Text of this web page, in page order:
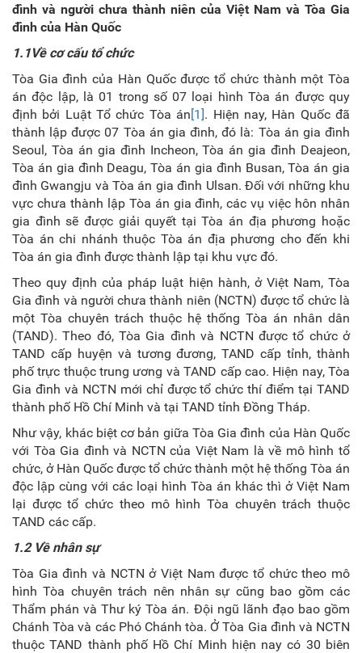
đình và người chưa thành niên của Việt Nam và Tòa Gia
đình của Hàn Quốc
1.1Về cơ cấu tổ chức
Tòa Gia đình của Hàn Quốc được tổ chức thành một Tòa
án độc lập, là 01 trong số 07 loại hình Tòa án được quy
định bởi Luật Tổ chức Tòa án[1]. Hiện nay, Hàn Quốc đã
thành lập được 07 Tòa án gia đình, đó là: Tòa án gia đình
Seoul, Tòa án gia đình Incheon, Tòa án gia đình Deajeon,
Tòa án gia đình Deagu, Tòa án gia đình Busan, Tòa án gia
đình Gwangju và Tòa án gia đình Ulsan. Đối với những khu
vực chưa thành lập Tòa án gia đình, các vụ việc hôn nhân
gia đình sẽ được giải quyết tại Tòa án địa phương hoặc
Tòa án chi nhánh thuộc Tòa án địa phương cho đến khi
Tòa án gia đình được thành lập tại khu vực đó.
Theo quy định của pháp luật hiện hành, ở Việt Nam, Tòa
Gia đình và người chưa thành niên (NCTN) được tổ chức là
một Tòa chuyên trách thuộc hệ thống Tòa án nhân dân
(TAND). Theo đó, Tòa Gia đình và NCTN được tổ chức ở
TAND cấp huyện và tương đương, TAND cấp tỉnh, thành
phố trực thuộc trung ương và TAND cấp cao. Hiện nay, Tòa
Gia đình và NCTN mới chỉ được tổ chức thí điểm tại TAND
thành phố Hồ Chí Minh và tại TAND tỉnh Đồng Tháp.
Như vậy, khác biệt cơ bản giữa Tòa Gia đình của Hàn Quốc
với Tòa Gia đình và NCTN của Việt Nam là về mô hình tổ
chức, ở Hàn Quốc được tổ chức thành một hệ thống Tòa án
độc lập cùng với các loại hình Tòa án khác thì ở Việt Nam
lại được tổ chức theo mô hình Tòa chuyên trách thuộc
TAND các cấp.
1.2 Về nhân sự
Tòa Gia đình và NCTN ở Việt Nam được tổ chức theo mô
hình Tòa chuyên trách nên nhân sự cũng bao gồm các
Thẩm phán và Thư ký Tòa án. Đội ngũ lãnh đạo bao gồm
Chánh Tòa và các Phó Chánh tòa. Ở Tòa Gia đình và NCTN
thuộc TAND thành phố Hồ Chí Minh hiện nay có 30 biên